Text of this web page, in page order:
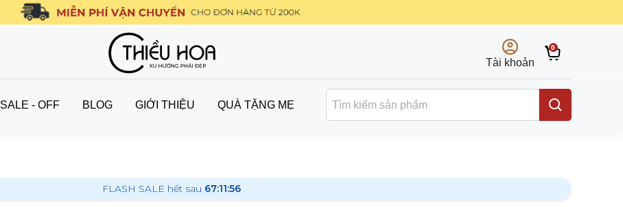
Tài khoản
0
SALE - OFF BLOG GIỚI THIỆU QUÀ TẶNG MẸ
FLASH SALE hết sau 67:11:55